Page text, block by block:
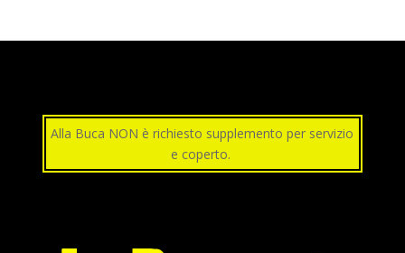
Alla Buca NON è richiesto supplemento per servizio
e coperto.